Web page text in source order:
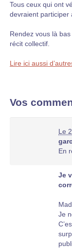
Tous ceux qui ont
devraient participer
Rendez vous là
récit collectif.
Lire ici aussi
Vos
Le
En
Je
Je